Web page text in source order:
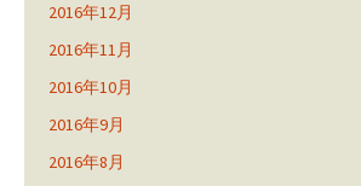
2016年12月
2016年11月
2016年10月
2016年9月
2016年8月